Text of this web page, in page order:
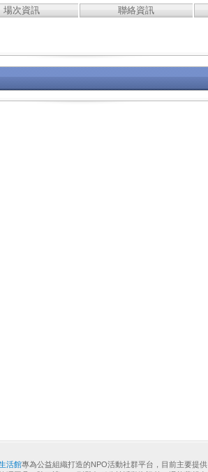
場次資訊 聯絡資訊
活館專為公益組織打造的NPO活動社群平台，目前主要提供